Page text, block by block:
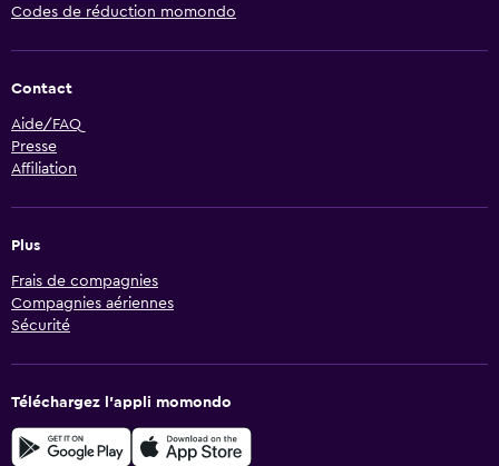
Codes de réduction momondo
Contact
Aide/FAQ
Presse
Affiliation
Plus
Frais de compagnies
Compagnies aériennes
Sécurité
Téléchargez l’appli momondo